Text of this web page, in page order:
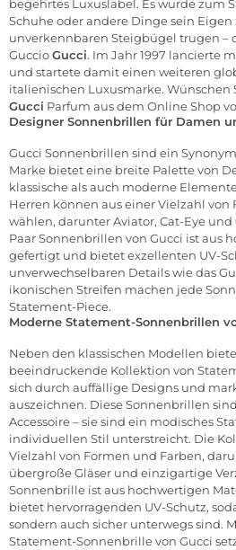
begehrtes Luxuslabel. Es wurde zum
Schuhe oder andere Dinge sein
unverkennbaren Steigbügel trugen –
GuccioGucci. Im Jahr 1997 lancierte
und startete damit einen weiteren
italienischen Luxusmarke. Wünschen
Gucci Parfum aus dem Online Shop
Designer Sonnenbrillen für Damen
Gucci Sonnenbrillen sind ein
Marke bietet eine breite Palette von
klassische als auch moderne
Herren können aus einer Vielzahl von
wählen, darunter Aviator, Cat-Eye
Paar Sonnenbrillen von Gucci ist aus
gefertigt und bietet exzellenten UV-
unverwechselbaren Details wie das
ikonischen Streifen machen jede
Statement-Piece.
Moderne Statement-Sonnenbrillen
Neben den klassischen Modellen
beeindruckende Kollektion von
sich durch auffällige Designs und
auszeichnen. Diese Sonnenbrillen
Accessoire – sie sind ein modisches
individuellen Stil unterstreicht. Die
Vielzahl von Formen und Farben,
übergroße Gläser und einzigartige
Sonnenbrille ist aus hochwertigen
bietet hervorragenden UV-Schutz,
sondern auch sicher unterwegs sind.
Statement-Sonnenbrille von Gucci